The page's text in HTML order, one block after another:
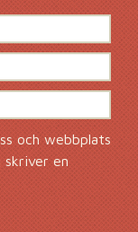
och webbplats
skriver en